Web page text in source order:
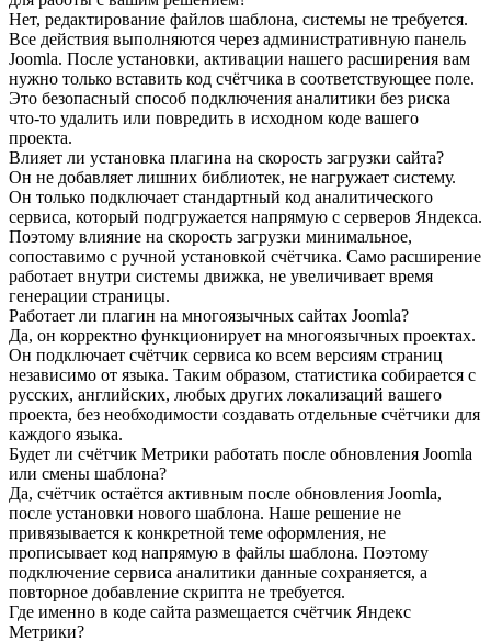
Нет, редактирование файлов шаблона, системы не требуется.
Все действия выполняются через административную панель
Joomla. После установки, активации нашего расширения вам
нужно только вставить код счётчика в соответствующее поле.
Это безопасный способ подключения аналитики без риска
что-то удалить или повредить в исходном коде вашего
проекта.
Влияет ли установка плагина на скорость загрузки сайта?
Он не добавляет лишних библиотек, не нагружает систему.
Он только подключает стандартный код аналитического
сервиса, который подгружается напрямую с серверов Яндекса.
Поэтому влияние на скорость загрузки минимальное,
сопоставимо с ручной установкой счётчика. Само расширение
работает внутри системы движка, не увеличивает время
генерации страницы.
Работает ли плагин на многоязычных сайтах Joomla?
Да, он корректно функционирует на многоязычных проектах.
Он подключает счётчик сервиса ко всем версиям страниц
независимо от языка. Таким образом, статистика собирается с
русских, английских, любых других локализаций вашего
проекта, без необходимости создавать отдельные счётчики для
каждого языка.
Будет ли счётчик Метрики работать после обновления Joomla
или смены шаблона?
Да, счётчик остаётся активным после обновления Joomla,
после установки нового шаблона. Наше решение не
привязывается к конкретной теме оформления, не
прописывает код напрямую в файлы шаблона. Поэтому
подключение сервиса аналитики данные сохраняется, а
повторное добавление скрипта не требуется.
Где именно в коде сайта размещается счётчик Яндекс
Метрики?